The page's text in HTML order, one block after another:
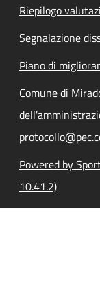
Riepilogo
Segnalazione
Piano di
Comune di
Powered by
10.41.2)